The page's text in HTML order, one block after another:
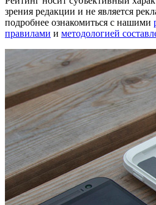
зрения редакции и не является
подробнее ознакомиться с нашими
правилами и методологией